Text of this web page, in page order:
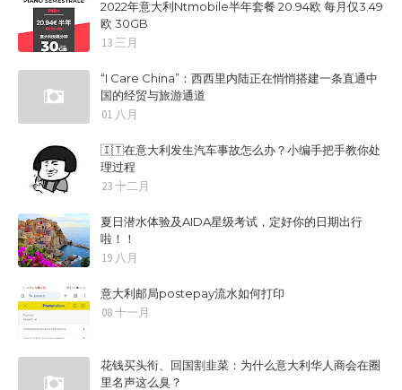
2022年意大利Ntmobile半年套餐 20.94欧 每月仅3.49
欧 30GB
13 三月
“I Care China”：西西里内陆正在悄悄搭建一条直通中
国的经贸与旅游通道
01 八月
🇮🇹在意大利发生汽车事故怎么办？小编手把手教你处
理过程
23 十二月
夏日潜水体验及AIDA星级考试，定好你的日期出行
啦！！
19 八月
意大利邮局postepay流水如何打印
08 十一月
花钱买头衔、回国割韭菜：为什么意大利华人商会在圈
里名声这么臭？